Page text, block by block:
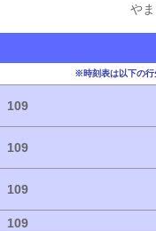
や
※時刻表は以下の行
109
109
109
109